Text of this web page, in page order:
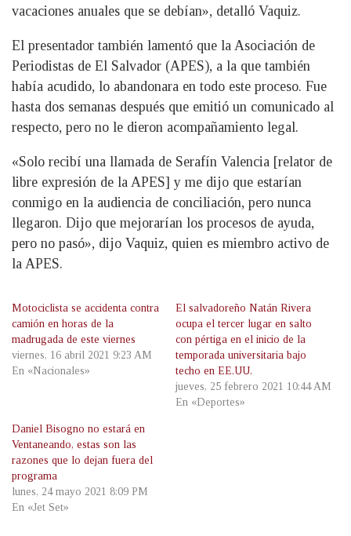
vacaciones anuales que se debían», detalló Vaquiz.
El presentador también lamentó que la Asociación de
Periodistas de El Salvador (APES), a la que también
había acudido, lo abandonara en todo este proceso. Fue
hasta dos semanas después que emitió un comunicado al
respecto, pero no le dieron acompañamiento legal.
«Solo recibí una llamada de Serafín Valencia [relator de
libre expresión de la APES] y me dijo que estarían
conmigo en la audiencia de conciliación, pero nunca
llegaron. Dijo que mejorarían los procesos de ayuda,
pero no pasó», dijo Vaquiz, quien es miembro activo de
la APES.
Motociclista se accidenta contra
camión en horas de la
madrugada de este viernes
viernes, 16 abril 2021 9:23 AM
En «Nacionales»
El salvadoreño Natán Rivera
ocupa el tercer lugar en salto
con pértiga en el inicio de la
temporada universitaria bajo
techo en EE.UU.
jueves, 25 febrero 2021 10:44 AM
En «Deportes»
Daniel Bisogno no estará en
Ventaneando, estas son las
razones que lo dejan fuera del
programa
lunes, 24 mayo 2021 8:09 PM
En «Jet Set»